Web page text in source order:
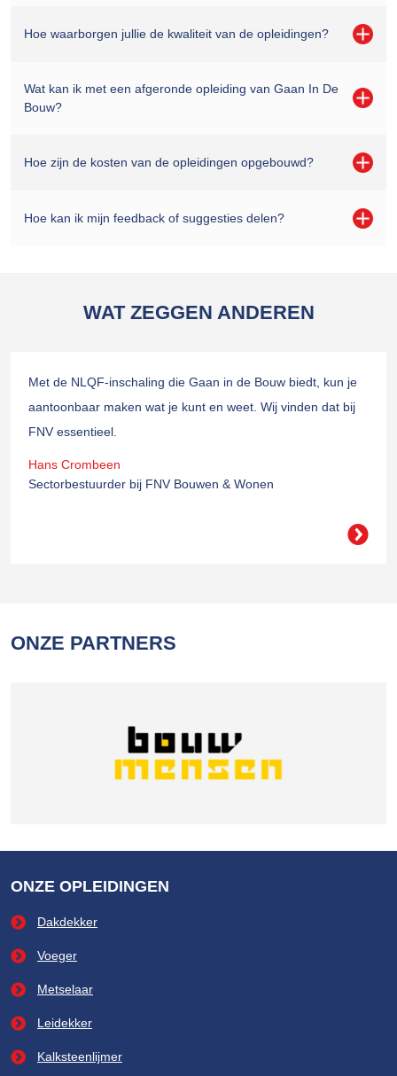
Hoe waarborgen jullie de kwaliteit van de opleidingen?
Wat kan ik met een afgeronde opleiding van Gaan In De
Bouw?
Hoe zijn de kosten van de opleidingen opgebouwd?
Hoe kan ik mijn feedback of suggesties delen?
WAT ZEGGEN ANDEREN
Met de NLQF-inschaling die Gaan in de Bouw biedt, kun je
aantoonbaar maken wat je kunt en weet. Wij vinden dat bij
FNV essentieel.
Hans Crombeen
Sectorbestuurder bij FNV Bouwen & Wonen
ONZE PARTNERS
ONZE OPLEIDINGEN
Dakdekker
Voeger
Metselaar
Leidekker
Kalksteenlijmer